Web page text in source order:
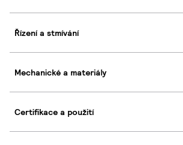
Řízení a stmívání
Mechanické a materiály
Certifikace a použití